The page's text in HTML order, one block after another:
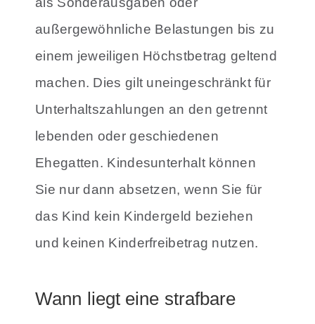
außergewöhnliche Belastungen bis zu
einem jeweiligen Höchstbetrag geltend
machen. Dies gilt uneingeschränkt für
Unterhaltszahlungen an den getrennt
lebenden oder geschiedenen
Ehegatten. Kindesunterhalt können
Sie nur dann absetzen, wenn Sie für
das Kind kein Kindergeld beziehen
und keinen Kinderfreibetrag nutzen.
Wann liegt eine strafbare